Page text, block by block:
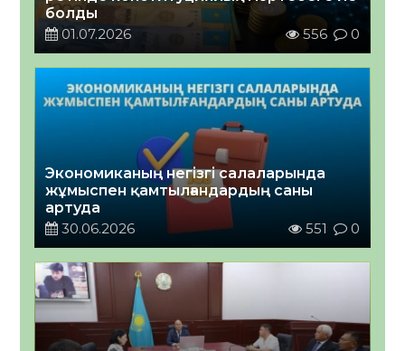
болды
01.07.2026
556 0
Экономиканың негізгі салаларында
жұмыспен қамтылғандардың саны
артуда
30.06.2026
551 0